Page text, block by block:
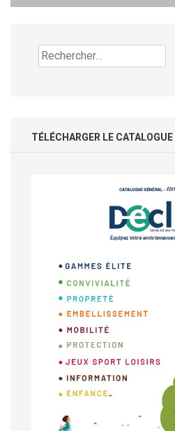
Rechercher :
TÉLÉCHARGER LE